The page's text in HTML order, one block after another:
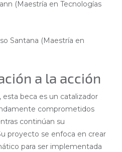
(Maestría en Tecnologías
Santana (Maestría en
a la acción
esta beca es un catalizador
comprometidos
continúan su
proyecto se enfoca en crear
para ser implementada